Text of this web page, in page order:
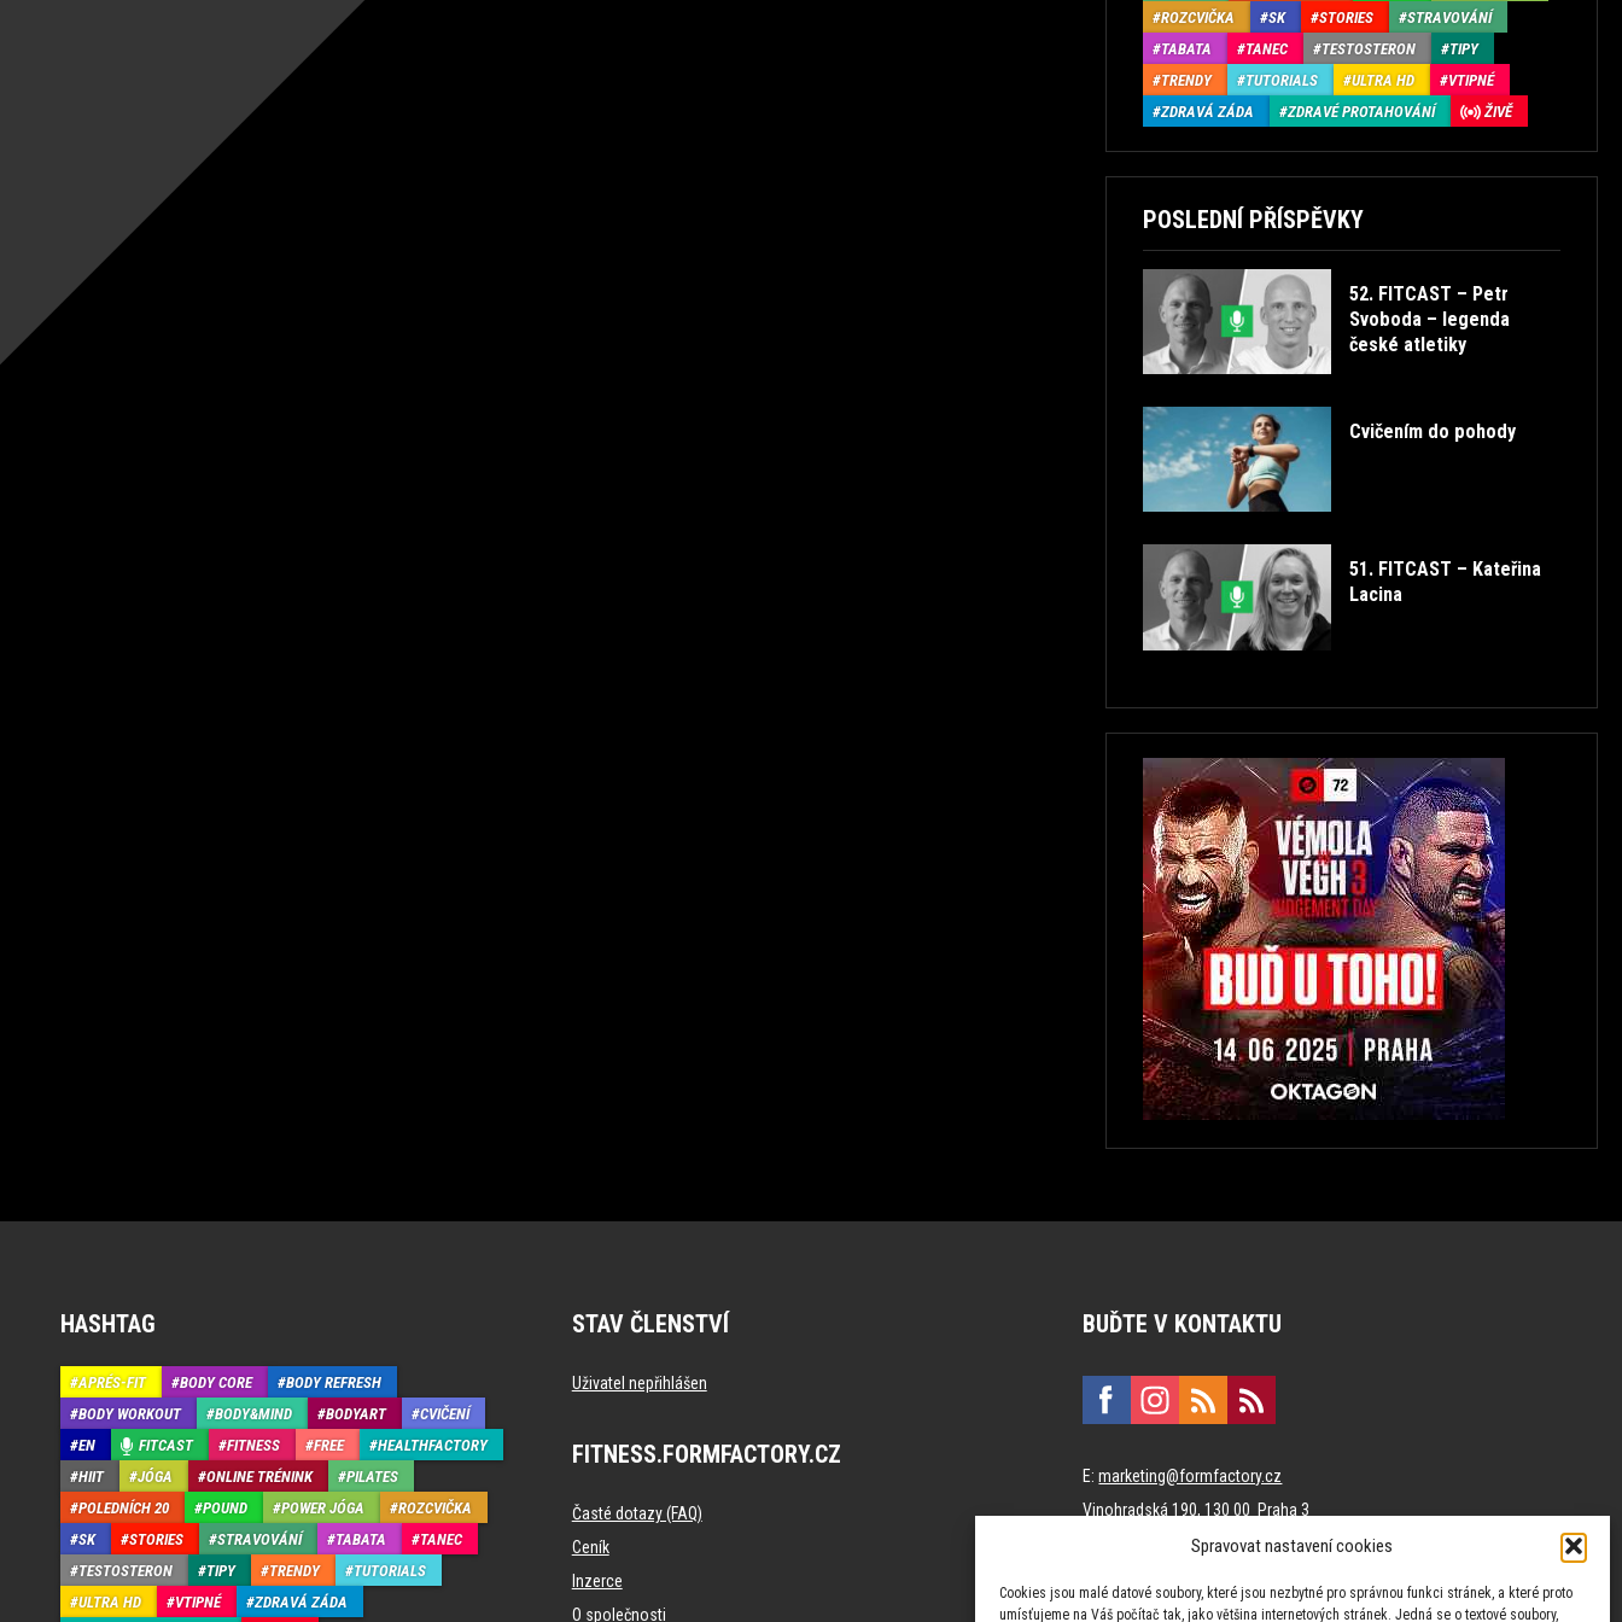
Spravovat nastavení cookies
Cookies jsou malé datové soubory, které jsou nezbytné pro správnou funkci stránek, a které proto
umísťujeme na Váš počítač tak, jako většina internetových stránek. Jedná se o textové soubory,
ROZCVIČKA
SK STORIES
STRAVOVÁNÍ
TABATA
TANEC TESTOSTERON
TIPY
TRENDY
TUTORIALS ULTRA HD
VTIPNÉ
ZDRAVÁ ZÁDA
ZDRAVÉ PROTAHOVÁNÍ ŽIVĚ
POSLEDNÍ PŘÍSPĚVKY
52. FITCAST – Petr
Svoboda – legenda
české atletiky
Cvičením do pohody
51. FITCAST – Kateřina
Lacina
HASHTAG
APRÉS-FIT BODY CORE
BODY REFRESH
BODY WORKOUT
BODY&MIND BODYART
CVIČENÍ
EN
FITCAST FITNESS FREE
HEALTHFACTORY
HIIT
JÓGA ONLINE TRÉNINK
PILATES
POLEDNÍCH 20
POUND POWER JÓGA
ROZCVIČKA
SK
STORIES STRAVOVÁNÍ TABATA
TANEC
TESTOSTERON
TIPY TRENDY
TUTORIALS
ULTRA HD
VTIPNÉ ZDRAVÁ ZÁDA
STAV ČLENSTVÍ
Uživatel nepřihlášen
FITNESS.FORMFACTORY.CZ
Časté dotazy (FAQ)
Ceník
Inzerce
O společnosti
BUĎTE V KONTAKTU
E:marketing@formfactory.cz
Vinohradská 190, 130 00 Praha 3